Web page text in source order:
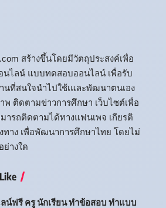
สร้างขึ้นโดยมีวัตถุประสงค์เพื่อ
นไลน์ แบบทดสอบออนไลน์ เพื่อรับ
นที่สนใจนำไปใช้เและพัฒนาตนเอง
พ ติดตามข่าวการศึกษา เว็บไซต์เพื่อ
ารถติดตามได้ทางแฟนเพจ เกียรติ
าง เพื่อพัฒนาการศึกษาไทย โดยไม่
ย่างใด
น์ฟรี ครู นักเรียน ทำข้อสอบ ทำแบบ